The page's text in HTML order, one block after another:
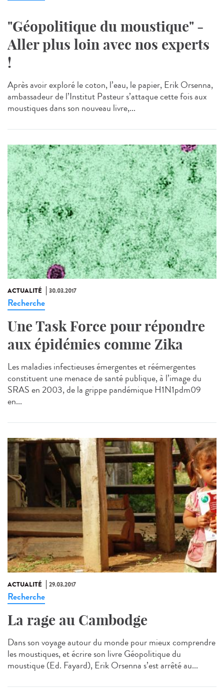
"Géopolitique du moustique" -
Aller plus loin avec nos experts
!
Après avoir exploré le coton, l’eau, le papier, Erik Orsenna,
ambassadeur de l’Institut Pasteur s’attaque cette fois aux
moustiques dans son nouveau livre,...
ACTUALITÉ 30.03.2017
Recherche
Une Task Force pour répondre
aux épidémies comme Zika
Les maladies infectieuses émergentes et réémergentes
constituent une menace de santé publique, à l’image du
SRAS en 2003, de la grippe pandémique H1N1pdm09
en...
ACTUALITÉ 29.03.2017
Recherche
La rage au Cambodge
Dans son voyage autour du monde pour mieux comprendre
les moustiques, et écrire son livre Géopolitique du
moustique (Ed. Fayard), Erik Orsenna s’est arrêté au...